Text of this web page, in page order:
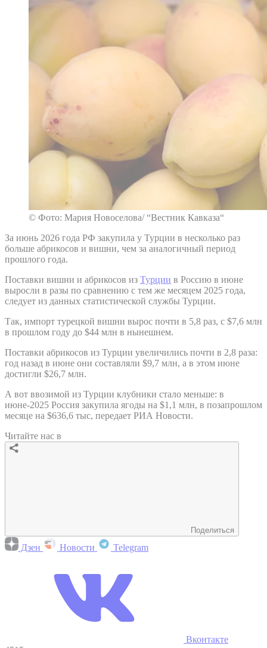
© Фото: Мария Новоселова/ “Вестник Кавказа“
За июнь 2026 года РФ закупила у Турции в несколько раз
больше абрикосов и вишни, чем за аналогичный период
прошлого года.
Поставки вишни и абрикосов из Турции в Россию в июне
выросли в разы по сравнению с тем же месяцем 2025 года,
следует из данных статистической службы Турции.
Так, импорт турецкой вишни вырос почти в 5,8 раз, с $7,6 млн
в прошлом году до $44 млн в нынешнем.
Поставки абрикосов из Турции увеличились почти в 2,8 раза:
год назад в июне они составляли $9,7 млн, а в этом июне
достигли $26,7 млн.
А вот ввозимой из Турции клубники стало меньше: в
июне-2025 Россия закупила ягоды на $1,1 млн, в позапрошлом
месяце на $636,6 тыс, передает РИА Новости.
Читайте нас в
Поделиться
Дзен Новости Telegram
Вконтакте